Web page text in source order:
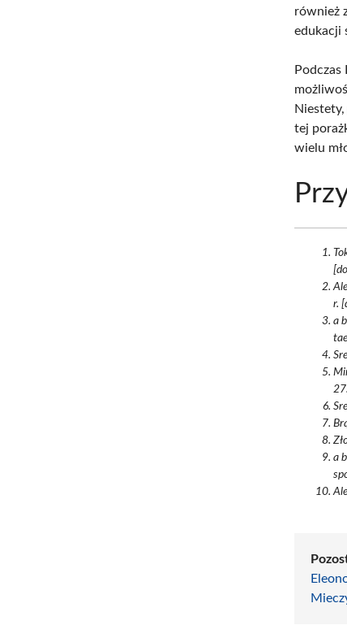
również
edukacji
tej
wielu
r.
a
a